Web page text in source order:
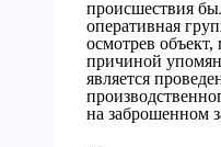
происшествия
оперативная
осмотрев
причиной
является
на заброшенном